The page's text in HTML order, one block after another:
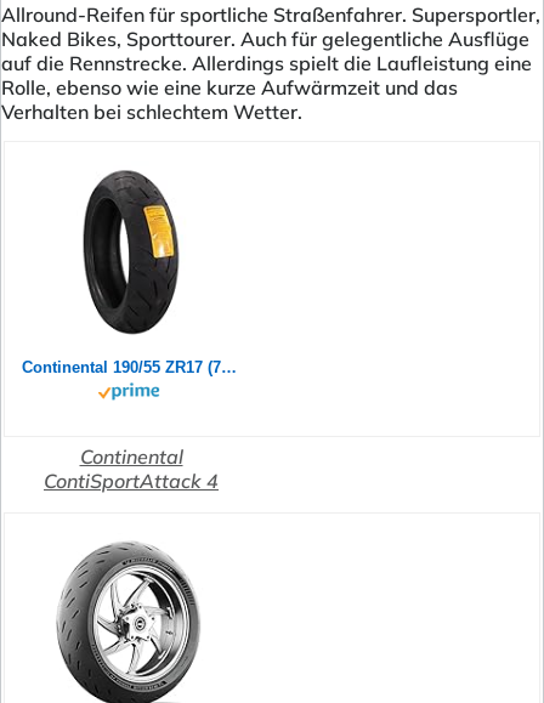
Allround-Reifen für sportliche Straßenfahrer. Supersportler,
Naked Bikes, Sporttourer. Auch für gelegentliche Ausflüge
auf die Rennstrecke. Allerdings spielt die Laufleistung eine
Rolle, ebenso wie eine kurze Aufwärmzeit und das
Verhalten bei schlechtem Wetter.
Continental 190/55 ZR17 (75W) ContiSportAttack 4 M/C Rear Motorradreifen
Continental
ContiSportAttack 4